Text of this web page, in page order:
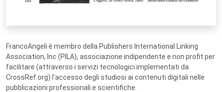
FrancoAngeli è membro della Publishers International Linking
Association, Inc (PILA), associazione indipendente e non profit per
facilitare (attraverso i servizi tecnologici implementati da
CrossRef.org) l’accesso degli studiosi ai contenuti digitali nelle
pubblicazioni professionali e scientifiche.